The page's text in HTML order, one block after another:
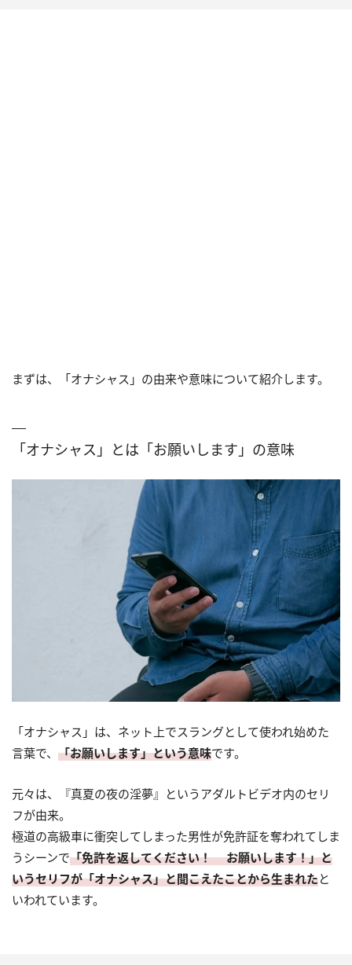
まずは、「オナシャス」の由来や意味について紹介します。
「オナシャス」とは「お願いします」の意味
「オナシャス」は、ネット上でスラングとして使われ始めた
言葉で、 「お願いします」という意味です。
元々は、『真夏の夜の淫夢』というアダルトビデオ内のセリ
フが由来。
極道の高級車に衝突してしまった男性が免許証を奪われてしま
うシーンで「免許を返してください！ お願いします！」と
いうセリフが「オナシャス」と聞こえたことから生まれたと
いわれています。